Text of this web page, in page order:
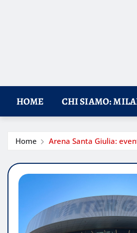
HOME CHI SIAMO:
Home Arena Santa Giulia: